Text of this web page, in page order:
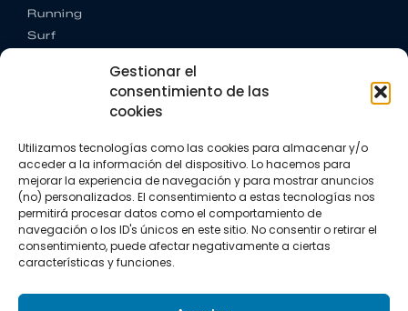
Gestionar el
consentimiento de las
cookies
Utilizamos tecnologías como las cookies para almacenar y/o
acceder a la información del dispositivo. Lo hacemos para
mejorar la experiencia de navegación y para mostrar anuncios
(no) personalizados. El consentimiento a estas tecnologías nos
permitirá procesar datos como el comportamiento de
navegación o los ID's únicos en este sitio. No consentir o retirar el
consentimiento, puede afectar negativamente a ciertas
características y funciones.
Running
Surf
CONTACTO
+34 662 342 177
info@vkssport.com
SÍGUENOS